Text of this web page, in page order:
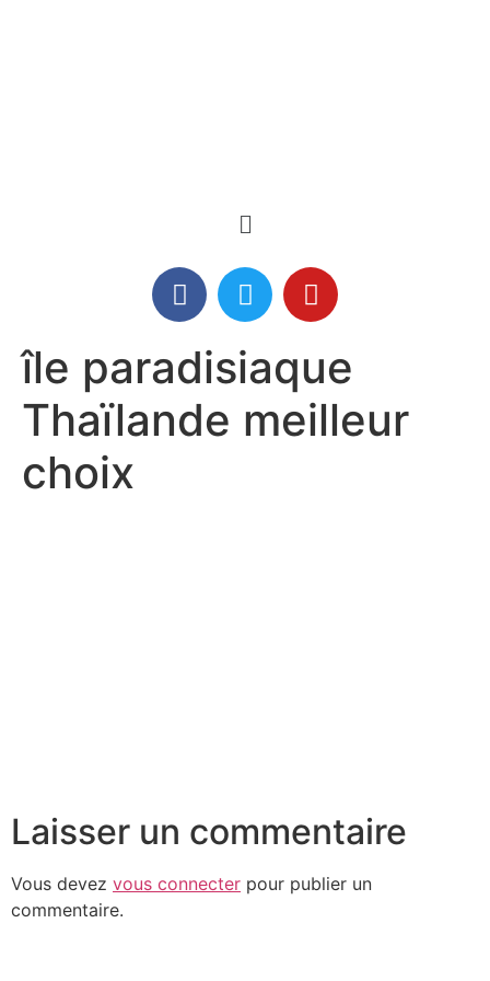
île paradisiaque
Thaïlande meilleur
choix
Laisser un commentaire
Vous devez vous connecter pour publier un
commentaire.